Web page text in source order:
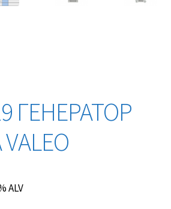
ГЕНЕРАТОР
ALV